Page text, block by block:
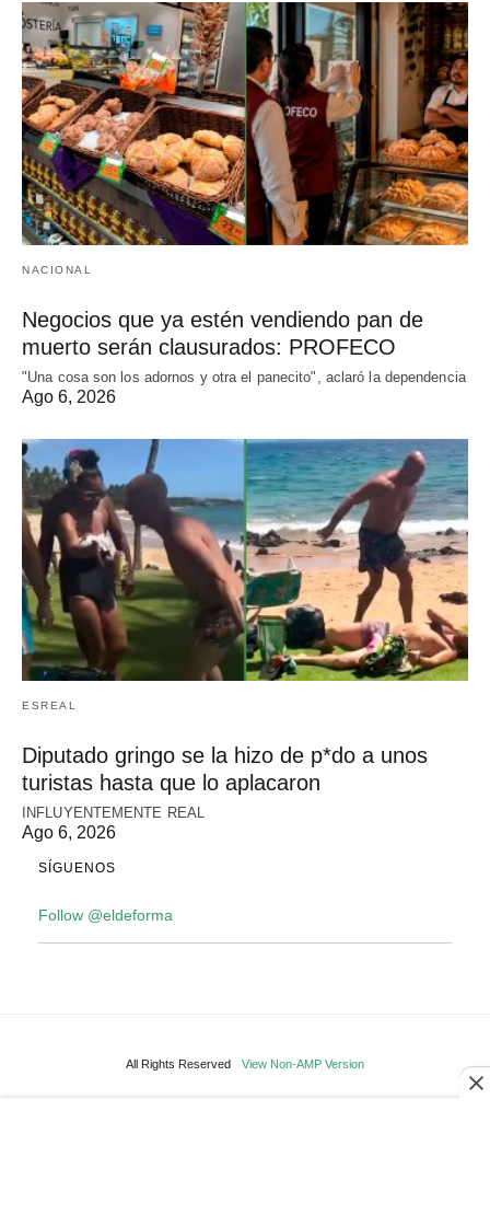
NACIONAL
Negocios que ya estén vendiendo pan de
muerto serán clausurados: PROFECO
"Una cosa son los adornos y otra el panecito", aclaró la dependencia
Ago 6, 2026
ESREAL
Diputado gringo se la hizo de p*do a unos
turistas hasta que lo aplacaron
INFLUYENTEMENTE REAL
Ago 6, 2026
SÍGUENOS
Follow @eldeforma
All Rights Reserved View Non-AMP Version